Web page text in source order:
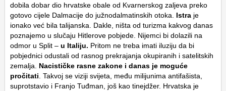
dobila dobar dio hrvatske obale od Kvarnerskog zaljeva preko
gotovo cijele Dalmacije do južnodalmatinskih otoka. Istra je
ionako već bila talijanska. Dakle, ništa od turizma kakvog danas
poznajemo u slučaju Hitlerove pobjede. Nijemci bi dolazili na
odmor u Split – u Italiju. Pritom ne treba imati iluziju da bi
pobjednici odustali od rasnog prekrajanja okupiranih i satelitskih
zemalja. Nacističke rasne zakone i danas je moguće
pročitati . Takvoj se viziji svijeta, među milijunima antifašista,
suprotstavio i Franjo Tuđman, još kao tinejdžer. Hrvatska je